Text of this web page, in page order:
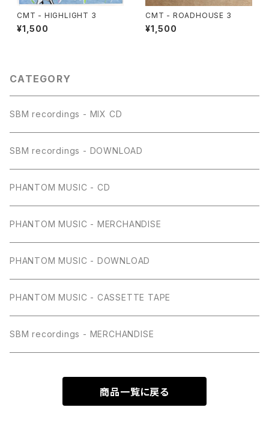
CMT - HIGHLIGHT 3
¥1,500
CMT - ROADHOUSE 3
¥1,500
CATEGORY
SBM recordings - MIX CD
SBM recordings - DOWNLOAD
PHANTOM MUSIC - CD
PHANTOM MUSIC - MERCHANDISE
PHANTOM MUSIC - DOWNLOAD
PHANTOM MUSIC - CASSETTE TAPE
SBM recordings - MERCHANDISE
商品一覧に戻る